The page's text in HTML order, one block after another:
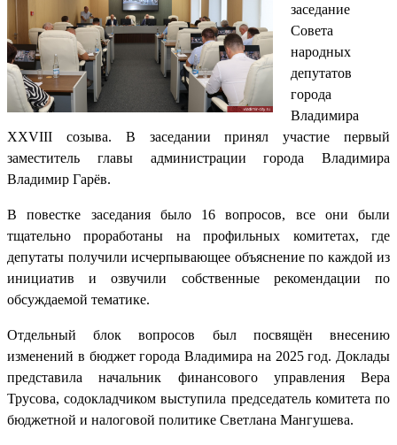
заседание
Совета
народных
депутатов
города
Владимира
XXVIII созыва. В заседании принял участие первый
заместитель главы администрации города Владимира
Владимир Гарёв.
В повестке заседания было 16 вопросов, все они были
тщательно проработаны на профильных комитетах, где
депутаты получили исчерпывающее объяснение по каждой из
инициатив и озвучили собственные рекомендации по
обсуждаемой тематике.
Отдельный блок вопросов был посвящён внесению
изменений в бюджет города Владимира на 2025 год. Доклады
представила начальник финансового управления Вера
Трусова, содокладчиком выступила председатель комитета по
бюджетной и налоговой политике Светлана Мангушева.